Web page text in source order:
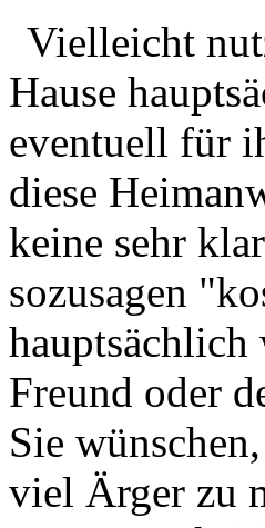
Vielleicht
Hause
eventuell für
diese
keine sehr
sozusagen
hauptsächlich
Freund oder
Sie
viel Ärger zu